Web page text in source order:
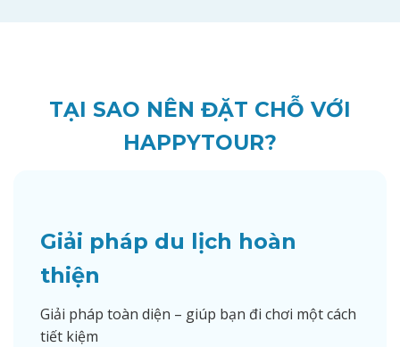
TẠI SAO NÊN ĐẶT CHỖ VỚI
HAPPYTOUR?
Giải pháp du lịch hoàn
thiện
Giải pháp toàn diện – giúp bạn đi chơi một cách
tiết kiệm